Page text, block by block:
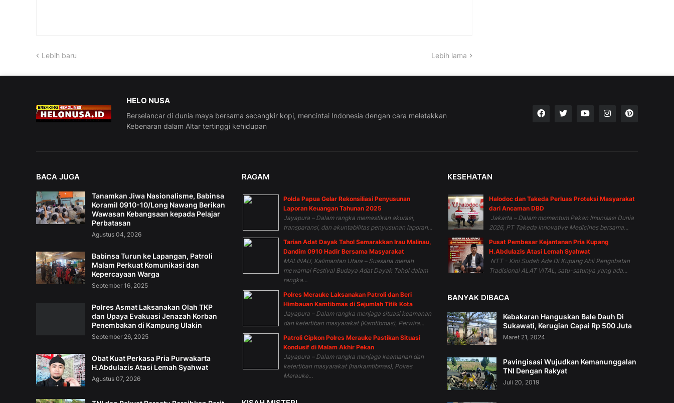
Lebih baru Lebih lama
HELO NUSA
Berselancar di dunia maya bersama secangkir kopi, mencintai Indonesia dengan cara meletakkan
Kebenaran dalam Altar tertinggi kehidupan
BACA JUGA
Tanamkan Jiwa Nasionalisme, Babinsa
Koramil 0910-10/Long Nawang Berikan
Wawasan Kebangsaan kepada Pelajar
Perbatasan
Agustus 04, 2026
Babinsa Turun ke Lapangan, Patroli
Malam Perkuat Komunikasi dan
Kepercayaan Warga
September 16, 2025
Polres Asmat Laksanakan Olah TKP
dan Upaya Evakuasi Jenazah Korban
Penembakan di Kampung Ulakin
September 26, 2025
Obat Kuat Perkasa Pria Purwakarta
H.Abdulazis Atasi Lemah Syahwat
Agustus 07, 2026
RAGAM
Polda Papua Gelar Rekonsiliasi Penyusunan
Laporan Keuangan Tahunan 2025
Jayapura – Dalam rangka memastikan akurasi,
transparansi, dan akuntabilitas penyusunan laporan...
Tarian Adat Dayak Tahol Semarakkan Irau Malinau,
Dandim 0910 Hadir Bersama Masyarakat
MALINAU, Kalimantan Utara – Suasana meriah
mewarnai Festival Budaya Adat Dayak Tahol dalam
rangka...
Polres Merauke Laksanakan Patroli dan Beri
Himbauan Kamtibmas di Sejumlah Titik Kota
Jayapura – Dalam rangka menjaga situasi keamanan
dan ketertiban masyarakat (Kamtibmas), Perwira...
Patroli Cipkon Polres Merauke Pastikan Situasi
Kondusif di Malam Akhir Pekan
Jayapura – Dalam rangka menjaga keamanan dan
ketertiban masyarakat (harkamtibmas), Polres
Merauke...
KESEHATAN
Halodoc dan Takeda Perluas Proteksi Masyarakat
dari Ancaman DBD
Jakarta – Dalam momentum Pekan Imunisasi Dunia
2026, PT Takeda Innovative Medicines bersama...
Pusat Pembesar Kejantanan Pria Kupang
H.Abdulazis Atasi Lemah Syahwat
NTT - Kini Sudah Ada Di Kupang Ahli Pengobatan
Tradisional ALAT VITAL, satu-satunya yang ada...
BANYAK DIBACA
Kebakaran Hanguskan Bale Dauh Di
Sukawati, Kerugian Capai Rp 500 Juta
Maret 21, 2024
Pavingisasi Wujudkan Kemanunggalan
TNI Dengan Rakyat
Juli 20, 2019